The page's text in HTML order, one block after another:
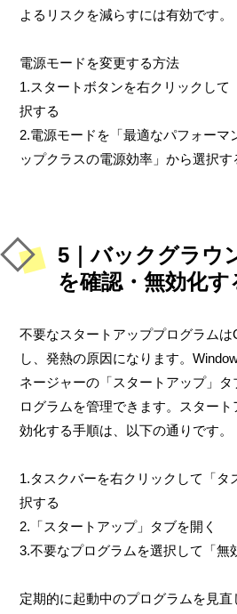
よるリスクを減らすには有効です。
電源モードを変更する方法
1.スタートボタンを右クリックして
択する
2.電源モードを「最適なパフォーマ
ップクラスの電源効率」から選択す
5｜バックグラウ
を確認・無効化す
不要なスタートアッププログラム
し、発熱の原因になります。
ネージャーの「スタートアップ」
ログラムを管理できます。スター
効化する手順は、以下の通りです。
1.タスクバーを右クリックして「タ
択する
2.「スタートアップ」タブを開く
3.不要なプログラムを選択して「無
定期的に起動中のプログラムを見直